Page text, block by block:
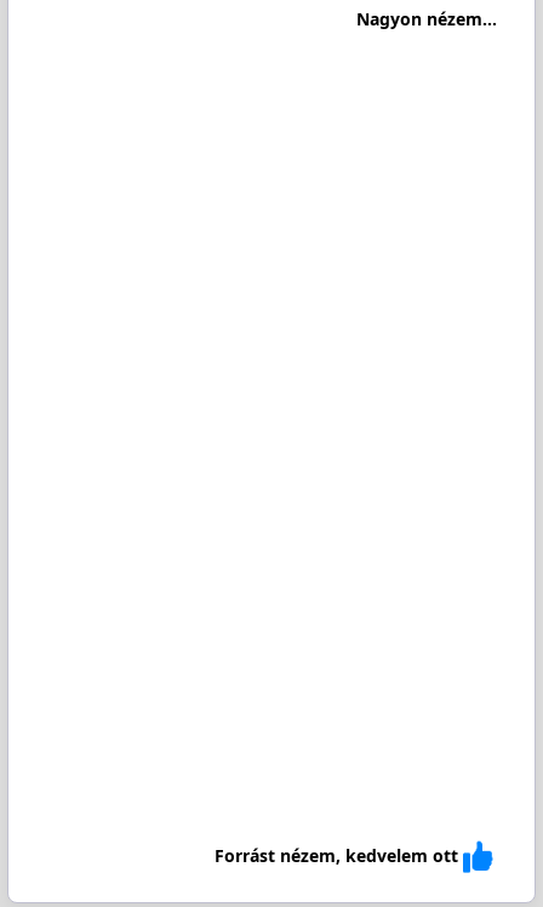
Nagyon nézem...
Forrást nézem, kedvelem ott